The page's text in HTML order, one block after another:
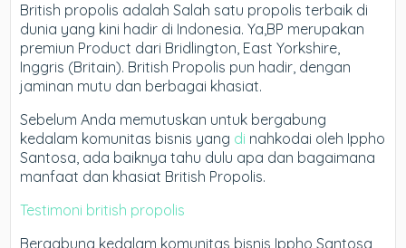
British propolis adalah Salah satu propolis terbaik di
dunia yang kini hadir di Indonesia. Ya,BP merupakan
premiun Product dari Bridlington, East Yorkshire,
Inggris (Britain). British Propolis pun hadir, dengan
jaminan mutu dan berbagai khasiat.
Sebelum Anda memutuskan untuk bergabung
kedalam komunitas bisnis yang di nahkodai oleh Ippho
Santosa, ada baiknya tahu dulu apa dan bagaimana
manfaat dan khasiat British Propolis.
Testimoni british propolis
Bergabung kedalam komunitas bisnis Ippho Santosa